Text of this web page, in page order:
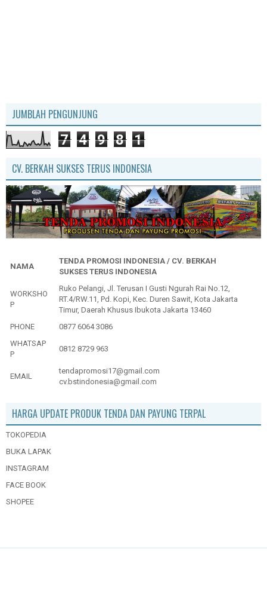
JUMBLAH PENGUNJUNG
7 4 9 8 1
CV. BERKAH SUKSES TERUS INDONESIA
NAMA
TENDA PROMOSI INDONESIA / CV. BERKAH
SUKSES TERUS INDONESIA
WORKSHO
P
Ruko Pelangi, Jl. Terusan I Gusti Ngurah Rai No.12,
RT.4/RW.11, Pd. Kopi, Kec. Duren Sawit, Kota Jakarta
Timur, Daerah Khusus Ibukota Jakarta 13460
PHONE
0877 6064 3086
WHATSAP
P
0812 8729 963
EMAIL
tendapromosi17@gmail.com
cv.bstindonesia@gmail.com
HARGA UPDATE PRODUK TENDA DAN PAYUNG TERPAL
TOKOPEDIA
BUKA LAPAK
INSTAGRAM
FACE BOOK
SHOPEE